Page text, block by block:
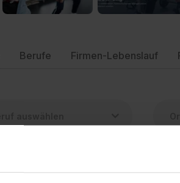
Berufe Firmen-Lebenslauf